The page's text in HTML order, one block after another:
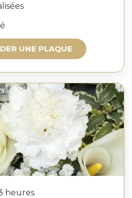
UNE PLAQUE
heures